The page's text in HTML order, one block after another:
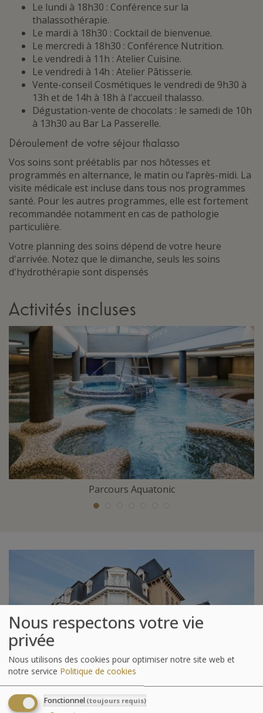
Le lundi à 18h30 : Conférence sur la
thalassothérapie.
Le mardi à 18h30 : Cocktail de bienvenue.
Le mercredi à 18h30 : Conférence Nutrition.
Le vendredi à 11h : Atelier Cuisine.
Le vendredi à 14h : Atelier Pâtisserie.
Vente-conseil Cosmétiques le vendredi de 9h30 à
13h et de 14h à 18h à l'accueil thalasso.
Dégustation-vente de chocolats : le samedi de 10h
à 13h30 au Bar La Passerelle.
Déroulement de votre séjour thalasso
Vos soins sont préétablis par nos hôtesses et
programmés en alternance, le matin ou l’après-midi. La
visite médicale est incluse dans tous nos programmes
santé. Pour les autres programmes, elle est fortement
recommandée notamment en cas de pathologie
particulière.
Votre planning des soins dépend de votre heure
d'arrivée. Notez que le dimanche, seuls les soins
d'hydrothérapie sont dispensés
Activités incluses
Parcours Aquatonic
Nous respectons votre vie
privée
Nous utilisons des cookies pour optimiser notre site web et
notre service Politique de cookies
Fonctionnel (toujours requis)